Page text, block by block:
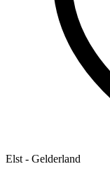
Elst - Gelderland